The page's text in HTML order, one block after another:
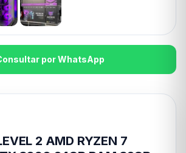
por WhatsApp
2 AMD RYZEN 7